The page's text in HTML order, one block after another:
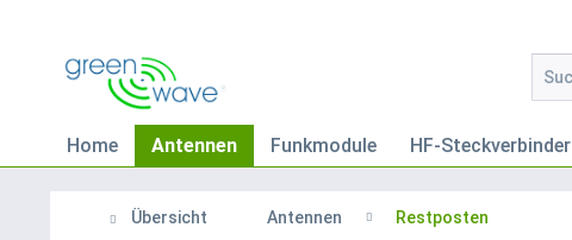
Home Antennen Funkmodule HF-Steckverbinder
Übersicht Antennen Restposten